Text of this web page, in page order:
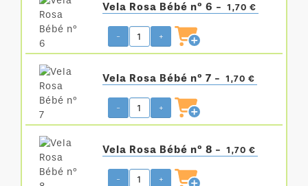
Vela Rosa Bébé nº 6 - 1,70 €
- +
Vela Rosa Bébé nº 7 - 1,70 €
- +
Vela Rosa Bébé nº 8 - 1,70 €
- +